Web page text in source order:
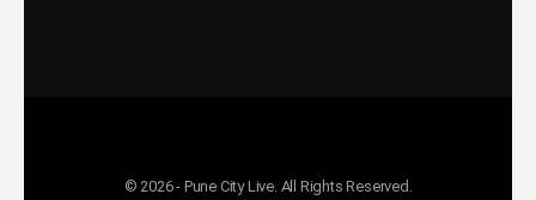
© 2026 - Pune City Live. All Rights Reserved.